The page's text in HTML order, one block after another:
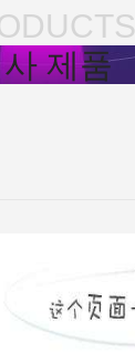
제품